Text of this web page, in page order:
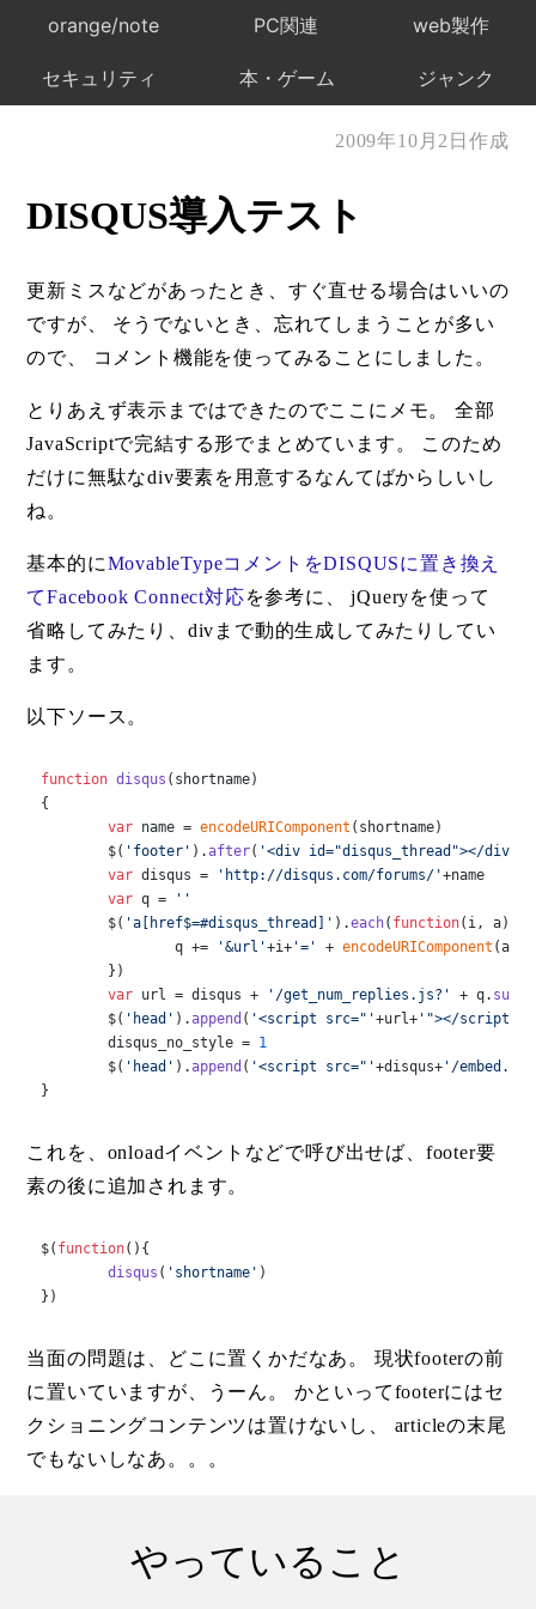
orange/note PC関連 web製作
セキュリティ 本・ゲーム ジャンク
2009年10月2日作成
DISQUS導入テスト
更新ミスなどがあったとき、すぐ直せる場合はいいの
ですが、 そうでないとき、忘れてしまうことが多い
ので、 コメント機能を使ってみることにしました。
とりあえず表示まではできたのでここにメモ。 全部
JavaScriptで完結する形でまとめています。 このため
だけに無駄なdiv要素を用意するなんてばからしいし
ね。
基本的にMovableTypeコメントをDISQUSに置き換え
てFacebook Connect対応を参考に、 jQueryを使って
省略してみたり、divまで動的生成してみたりしてい
ます。
以下ソース。
function disqus ( shortname)
{
var name = encodeURIComponent (shortname)
	$(
'footer' ).after( '<div id="disqus_thread"></div>'
var disqus = 'http://disqus.com/forums/'+name
var q =
''
	$(
'a[href$=#disqus_thread]' ).each( function( i, a){
		q +=
'&url'+i+ '=' + encodeURIComponent (a.
var url = disqus + '/get_num_replies.js?' + q.
	$(
'head' ).append ( '<script src="'+url+ '"></script>'
	disqus_no_style =
1
	$(
'head' ).append ( '<script src="'+disqus+ '/embed.js'
}
これを、onloadイベントなどで呼び出せば、footer要
素の後に追加されます。
$( function( ){
disqus ( 'shortname' )
})
当面の問題は、どこに置くかだなあ。 現状footerの前
に置いていますが、うーん。 かといってfooterにはセ
クショニングコンテンツは置けないし、 articleの末尾
でもないしなあ。。。
やっていること